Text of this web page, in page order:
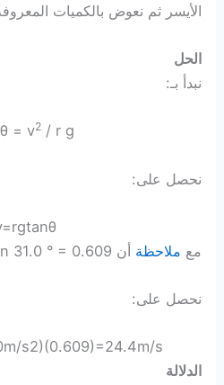
الأيسر ثم نعوض بالكميات
الحل
نبدأ بـ:
= v2/ r g
نحصل على:
=rgtanθ
مع ملاحظة أن tan 31.0 ° = 0.609
نحصل على:
m/s2)(0.609) =24.4m/s
الدلالة